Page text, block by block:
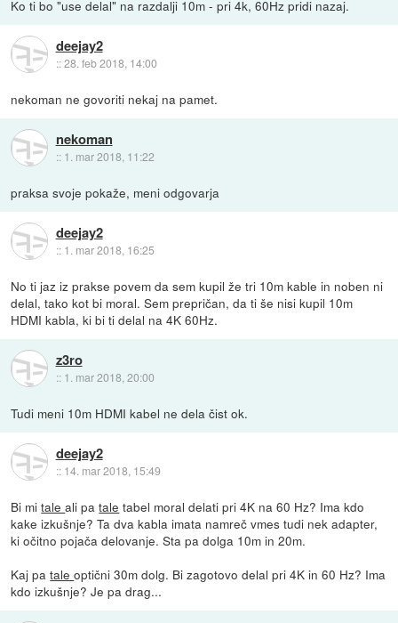
Ko ti bo "use delal" na razdalji 10m - pri 4k, 60Hz pridi nazaj.
deejay2
::28. feb 2018, 14:00
nekoman ne govoriti nekaj na pamet.
nekoman
:: 1. mar 2018, 11:22
praksa svoje pokaže, meni odgovarja
deejay2
:: 1. mar 2018, 16:25
No ti jaz iz prakse povem da sem kupil že tri 10m kable in noben ni
delal, tako kot bi moral. Sem prepričan, da ti še nisi kupil 10m
HDMI kabla, ki bi ti delal na 4K 60Hz.
z3ro
:: 1. mar 2018, 20:00
Tudi meni 10m HDMI kabel ne dela čist ok.
deejay2
:: 14. mar 2018, 15:49
Bi mitaleali patale tabel moral delati pri 4K na 60 Hz? Ima kdo
kake izkušnje? Ta dva kabla imata namreč vmes tudi nek adapter,
ki očitno pojača delovanje. Sta pa dolga 10m in 20m.
Kaj pataleoptični 30m dolg. Bi zagotovo delal pri 4K in 60 Hz? Ima
kdo izkušnje? Je pa drag...